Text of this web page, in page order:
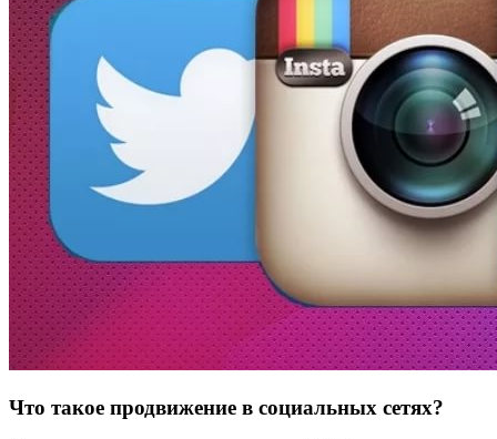
Что такое продвижение в социальных сетях?